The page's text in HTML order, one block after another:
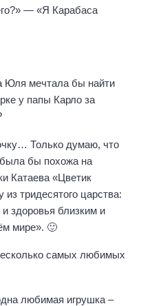
— «Я Карабаса
Юля мечтала бы найти
у папы Карло за
Только думаю, что
бы похожа на
Катаева «Цветик
тридесятого царства:
здоровья близким и
мире». 🙂
самых любимых
любимая игрушка –